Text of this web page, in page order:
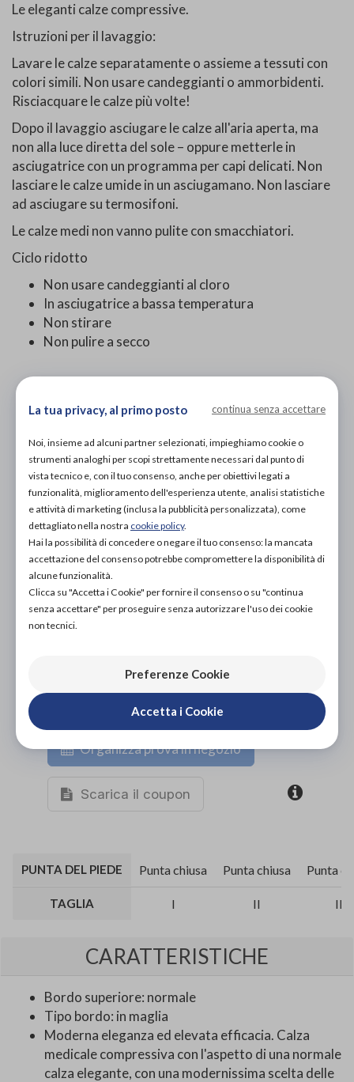
Le eleganti calze compressive.
Istruzioni per il lavaggio:
Lavare le calze separatamente o assieme a tessuti con
colori simili. Non usare candeggianti o ammorbidenti.
Risciacquare le calze più volte!
Dopo il lavaggio asciugare le calze all'aria aperta, ma
non alla luce diretta del sole – oppure metterle in
asciugatrice con un programma per capi delicati. Non
lasciare le calze umide in un asciugamano. Non lasciare
ad asciugare su termosifoni.
Le calze medi non vanno pulite con smacchiatori.
Ciclo ridotto
Non usare candeggianti al cloro
In asciugatrice a bassa temperatura
Non stirare
Non pulire a secco
PROVA E ACQUISTA IN NEGOZIO
NON DISPONIBILE
ACQUISTA ONLINE
NON DISPONIBILE
Organizza prova in negozio
Scarica il coupon
PUNTA DEL PIEDE Punta chiusa Punta chiusa Punta
TAGLIA I II III
CARATTERISTICHE
Bordo superiore: normale
Tipo bordo: in maglia
Moderna eleganza ed elevata efficacia. Calza
medicale compressiva con l'aspetto di una normale
calza elegante, con una modernissima scelta delle
La tua privacy, al primo posto continua senza accettare
Noi, insieme ad alcuni partner selezionati, impieghiamo cookie o
strumenti analoghi per scopi strettamente necessari dal punto di
vista tecnico e, con il tuo consenso, anche per obiettivi legati a
funzionalità, miglioramento dell'esperienza utente, analisi statistiche
e attività di marketing (inclusa la pubblicità personalizzata), come
dettagliato nella nostra cookie policy.
Hai la possibilità di concedere o negare il tuo consenso: la mancata
accettazione del consenso potrebbe compromettere la disponibilità di
alcune funzionalità.
Clicca su "Accetta i Cookie" per fornire il consenso o su "continua
senza accettare" per proseguire senza autorizzare l'uso dei cookie
non tecnici.
Preferenze Cookie
Accetta i Cookie